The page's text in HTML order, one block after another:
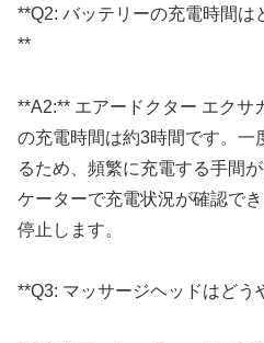
**Q2: バッテリーの充電時間は
**
**A2:** エアードクター エクサ
の充電時間は約3時間です。一
るため、頻繁に充電する手間
ケーターで充電状況が確認で
停止します。
**Q3: マッサージヘッドはどう